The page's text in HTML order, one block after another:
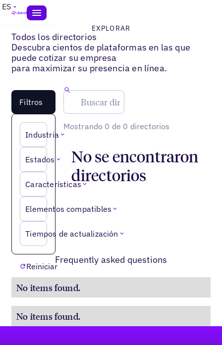
ES
EXPLORAR
Todos los directorios
Descubra cientos de plataformas en las que
puede cotizar su empresa
para maximizar su presencia en línea.
Filtros
Industria
Estados
Características
Elementos compatibles
Tiempos de actualización
Reiniciar
Mostrando 0 de 0 directorios
No se encontraron
directorios
Frequently asked questions
No items found.
No items found.